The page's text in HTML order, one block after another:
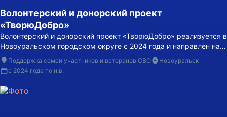
Волонтерский и донорский проект
«ТворюДобро»
Волонтерский и донорский проект «ТворюДобро» реализуется в
Новоуральском городском округе с 2024 года и направлен на
объединение волонтеров и доноров для оказания помощи
нуждающимся, проведения благотворительных акций, развития
семейного волонтерства и донорства.
Поддержка семей участников и ветеранов СВО
Новоуральск
с 2024 года по н.в.